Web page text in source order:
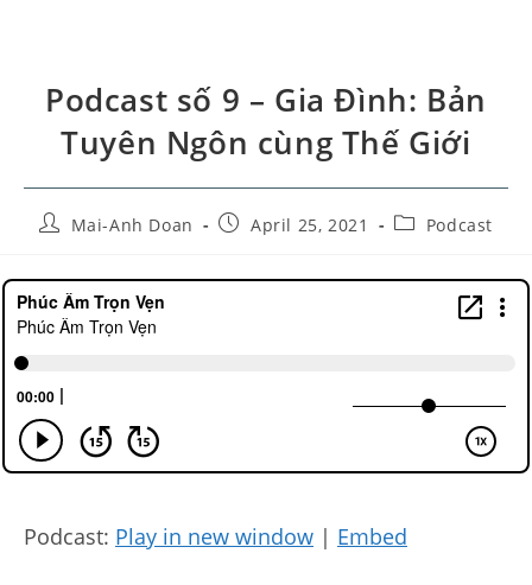
Podcast số 9 – Gia Đình: Bản
Tuyên Ngôn cùng Thế Giới
Mai-Anh Doan April 25, 2021 Podcast
Podcast: Play in new window | Embed